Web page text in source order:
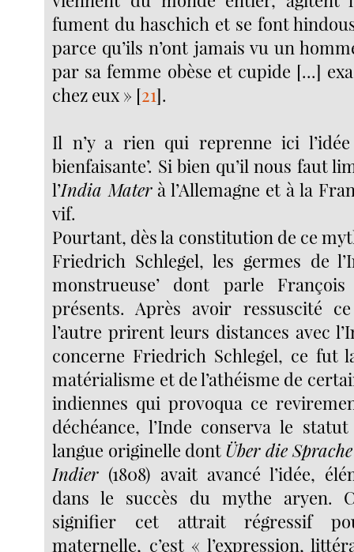
fument du haschich et se font
parce qu’ils n’ont jamais vu un
par sa femme obèse et cupide [...]
chez eux » [21].
Il n’y a rien qui reprenne ici l’idée
bienfaisante’. Si bien qu’il nous faut
l’India Materà l’Allemagne et à la
vif.
Pourtant, dès la constitution de ce
Friedrich Schlegel, les germes de
monstrueuse’ dont parle
présents. Après avoir ressuscité
l’autre prirent leurs distances avec
concerne Friedrich Schlegel, ce fut
matérialisme et de l’athéisme de
indiennes qui provoqua ce
déchéance, l’Inde conserva le
langue originelle dont Über die
Indier (1808) avait avancé l’idée,
dans le succès du mythe aryen.
signifier cet attrait régressif
maternelle, c’est « l’expression,